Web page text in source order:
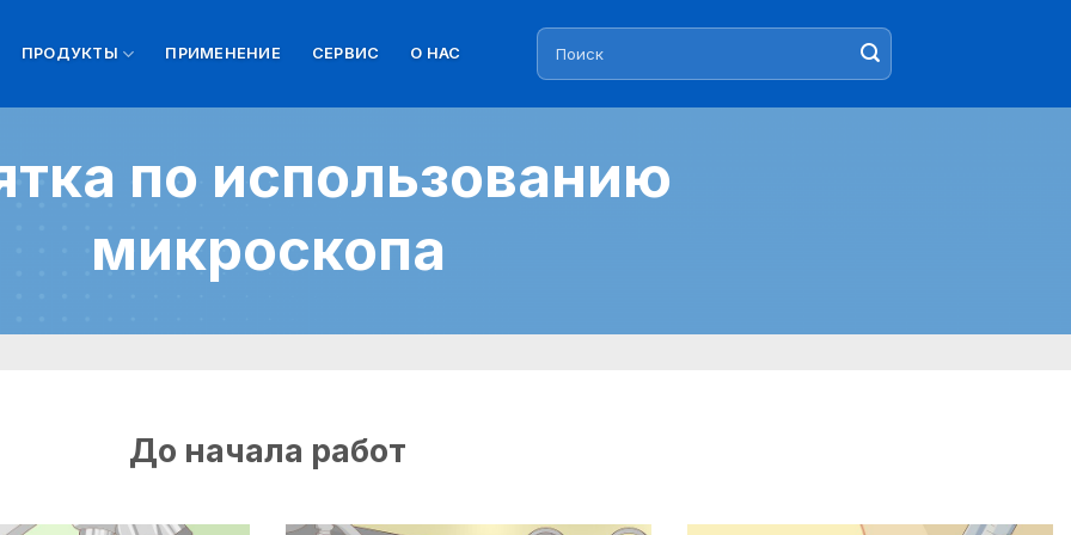
ПРОДУКТЫ ПРИМЕНЕНИЕ СЕРВИС О НАС
Искать:
по использованию
микроскопа
До начала работ